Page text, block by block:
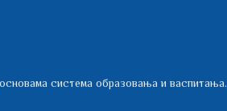
система образовања и васпитања.